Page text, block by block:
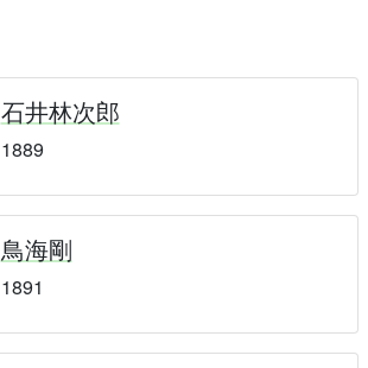
石井林次郎
1889
鳥海剛
1891